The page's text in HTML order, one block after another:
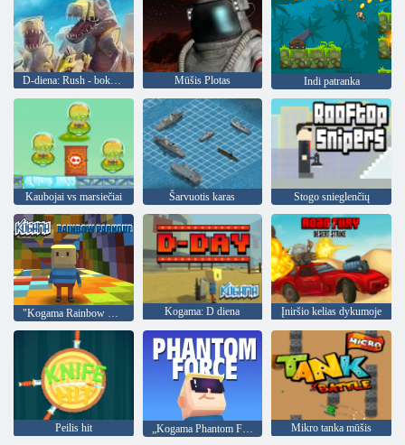
D-diena: Rush - bokšto gynybos Mūšis Plotas Indi patranka
Kaubojai vs marsiečiai Šarvuotis karas Stogo snieglenčių
Kogama: D diena Įniršio kelias dykumoje
Peilis hit „Kogama Phantom Force“ Mikro tanka mūšis